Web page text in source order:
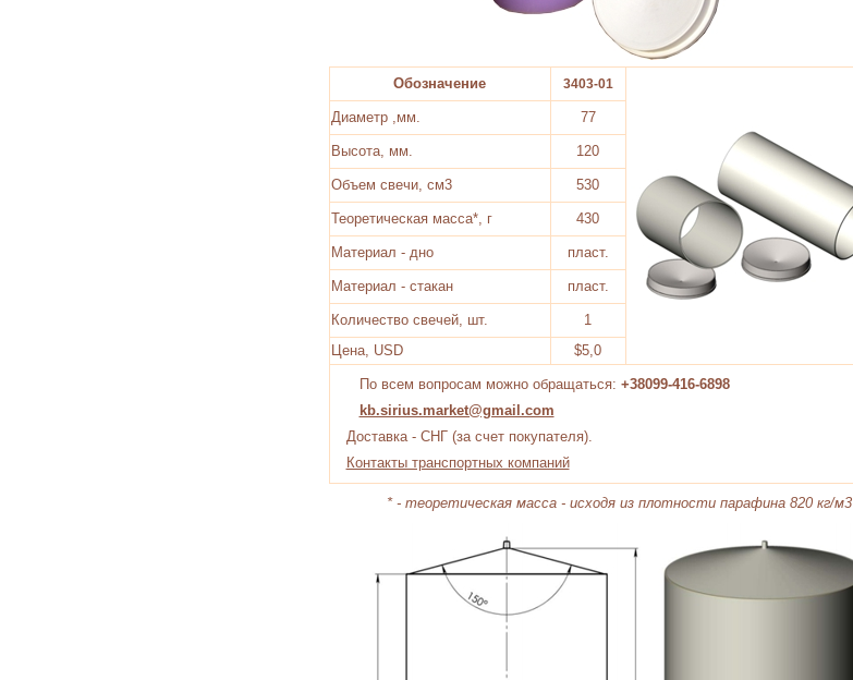
Обозначение 3403-01
Диаметр ,мм. 77
Высота, мм. 120
Объем свечи, см3 530
Теоретическая масса*, г 430
Материал - дно пласт.
Материал - стакан пласт.
Количество свечей, шт.
1
Цена, USD
$5,0
По всем вопросам можно обращаться: +38099-416-6898
kb.sirius.market@gmail.com
Доставка - СНГ (за счет покупателя).
Контакты транспортных компаний
* - теоретическая масса - исходя из плотности парафина 820 кг/м3